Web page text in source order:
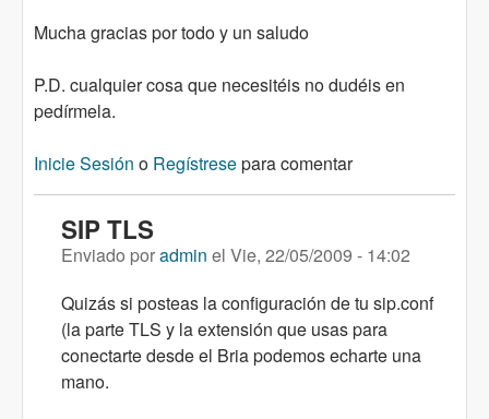
Mucha gracias por todo y un saludo
P.D. cualquier cosa que necesitéis no dudéis en
pedírmela.
Inicie Sesión o Regístresepara comentar
SIP TLS
Enviado poradmin el Vie, 22/05/2009 - 14:02
Quizás si posteas la configuración de tu sip.conf
(la parte TLS y la extensión que usas para
conectarte desde el Bria podemos echarte una
mano.